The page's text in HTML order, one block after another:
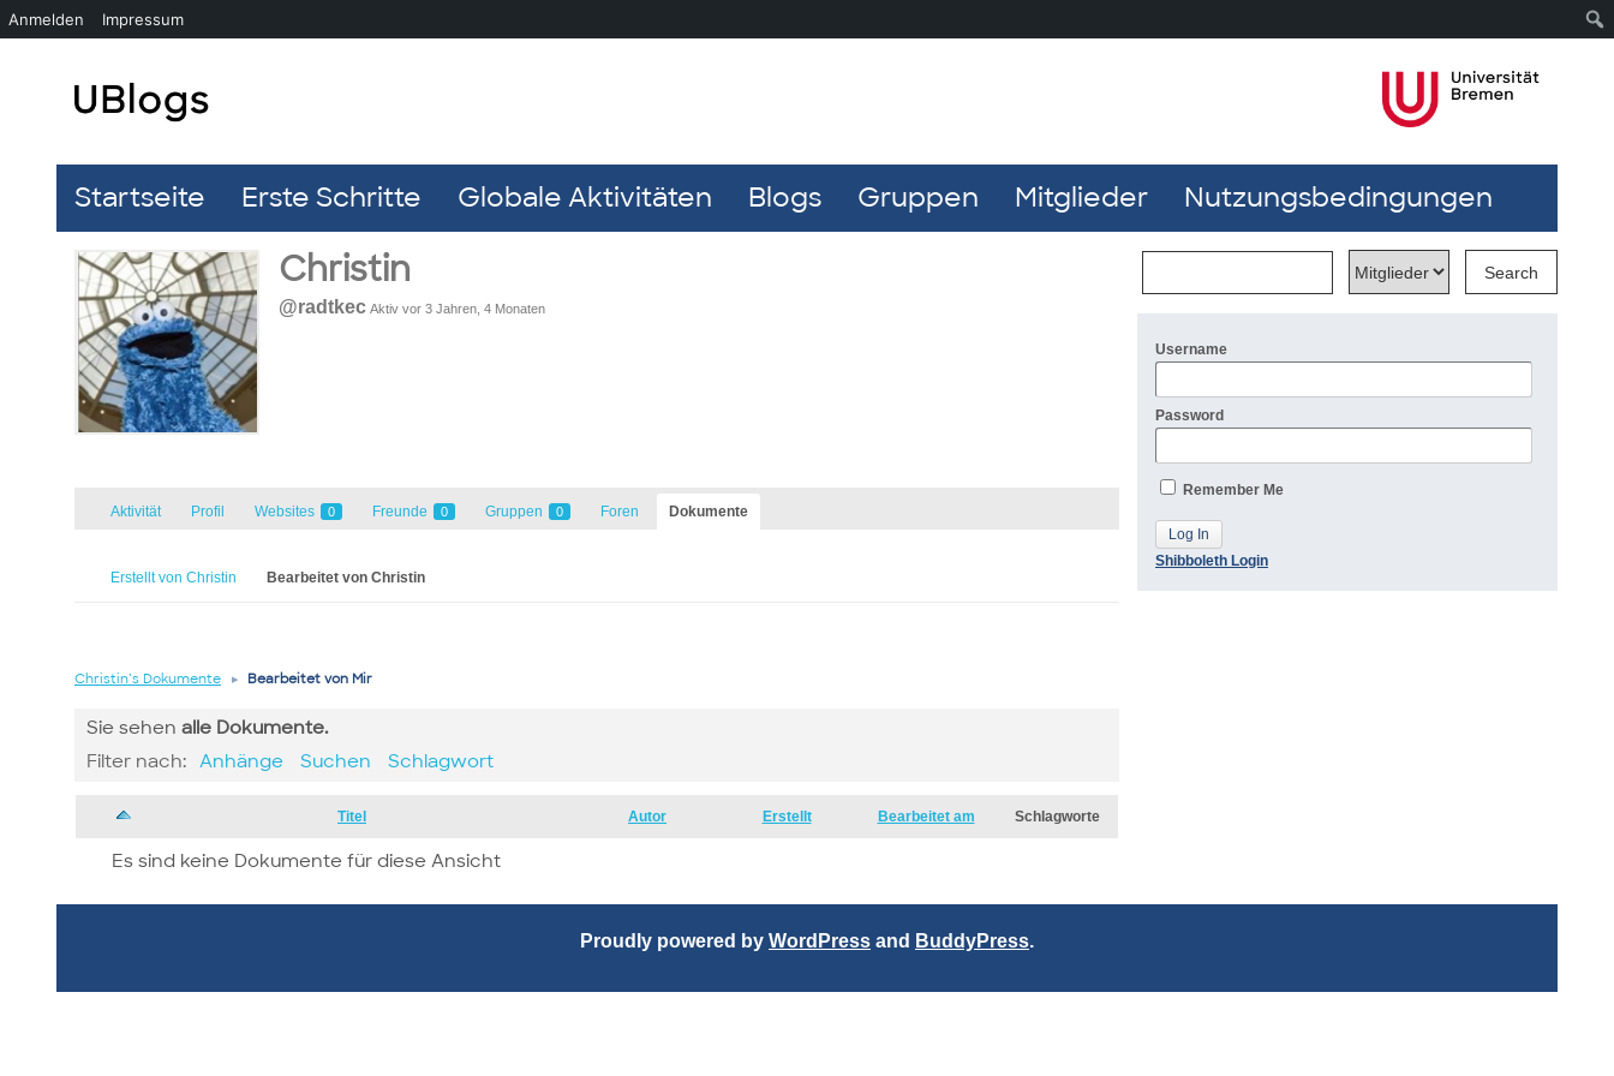
Startseite Erste Schritte Globale Aktivitäten Blogs Gruppen Mitglieder Nutzungsbedingungen
Christin
@radtkec Aktiv vor 3 Jahren, 4 Monaten
Aktivität Profil Websites 0 Freunde 0 Gruppen 0 Foren Dokumente
Erstellt von Christin Bearbeitet von Christin
Christin’s Dokumente ▸ Bearbeitet von Mir
Sie sehen alle Dokumente.
Filter nach: Anhänge Suchen Schlagwort
Has
Titel Autor Erstellt Bearbeitet am Schlagworte
Es sind keine Dokumente für diese Ansicht
Username
Password
Remember Me
Shibboleth Login
Proudly powered by WordPress and BuddyPress.
Anmelden Impressum